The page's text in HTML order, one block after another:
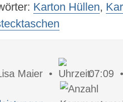
Karton Hüllen,
Maier • 07:09